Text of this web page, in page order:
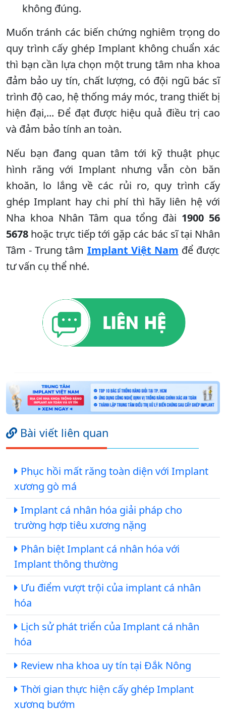
không đúng.
Muốn tránh các biến chứng nghiêm trọng do
quy trình cấy ghép Implant không chuẩn xác
thì bạn cần lựa chọn một trung tâm nha khoa
đảm bảo uy tín, chất lượng, có đội ngũ bác sĩ
trình độ cao, hệ thống máy móc, trang thiết bị
hiện đại,... Để đạt được hiệu quả điều trị cao
và đảm bảo tính an toàn.
Nếu bạn đang quan tâm tới kỹ thuật phục
hình răng với Implant nhưng vẫn còn băn
khoăn, lo lắng về các rủi ro, quy trình cấy
ghép Implant hay chi phí thì hãy liên hệ với
Nha khoa Nhân Tâm qua tổng đài 1900 56
5678 hoặc trực tiếp tới gặp các bác sĩ tại Nhân
Tâm - Trung tâm Implant Việt Nam để được
tư vấn cụ thể nhé.
Bài viết liên quan
Phục hồi mất răng toàn diện với Implant
xương gò má
Implant cá nhân hóa giải pháp cho
trường hợp tiêu xương nặng
Phân biệt Implant cá nhân hóa với
Implant thông thường
Ưu điểm vượt trội của implant cá nhân
hóa
Lịch sử phát triển của Implant cá nhân
hóa
Review nha khoa uy tín tại Đắk Nông
Thời gian thực hiện cấy ghép Implant
xương bướm